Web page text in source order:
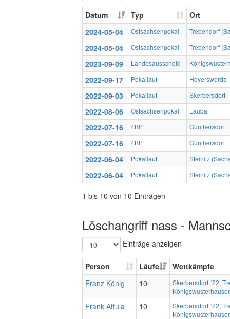
Datum Typ
Ort
2024-05-04
Ostsachsenpokal Trebendorf
2024-05-04 Ostsachsenpokal Trebendorf
2023-09-09 Landesausscheid
2022-09-17 Pokallauf Hoyerswerda
2022-09-03 Pokallauf Skerbersdorf
2022-08-06 Ostsachsenpokal Lauba
2022-07-16 4BP Günthersdorf
2022-07-16 4BP Günthersdorf
2022-06-04 Pokallauf Steinitz
2022-06-04 Pokallauf Steinitz
1 bis 10 von 10 Einträgen
Löschangriff nass -
Einträge anzeigen
Person Läufe
Wettkämpfe
Franz König
10 Skerbersdorf ´22,
Frank Attula 10 Skerbersdorf ´22,